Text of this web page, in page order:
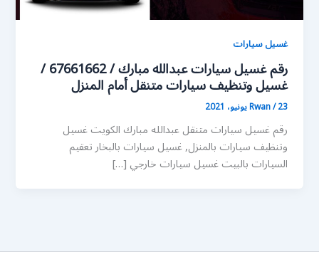
غسيل سيارات
رقم غسيل سيارات عبدالله مبارك / 67661662 /
غسيل وتنظيف سيارات متنقل أمام المنزل
Rwan/23 يونيو، 2021
رقم غسيل سيارات متنقل عبدالله مبارك الكويت غسيل
وتنظيف سيارات بالمنزل, غسيل سيارات بالبخار تعقيم
السيارات بالبيت غسيل سيارات خارجي […]